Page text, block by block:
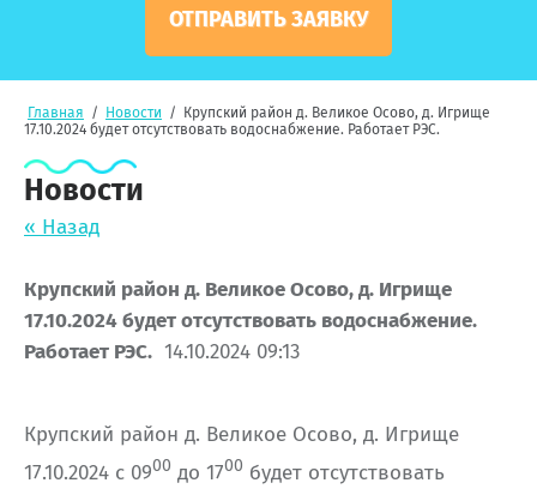
ОТПРАВИТЬ ЗАЯВКУ
Главная / Новости /
Крупский район д. Великое Осово, д. Игрище
17.10.2024 будет отсутствовать водоснабжение. Работает РЭС.
Новости
« Назад
Крупский район д. Великое Осово, д. Игрище
17.10.2024 будет отсутствовать водоснабжение.
Работает РЭС. 14.10.2024 09:13
Крупский район д. Великое Осово, д. Игрище
17.10.2024 с 0900 до 1700 будет отсутствовать